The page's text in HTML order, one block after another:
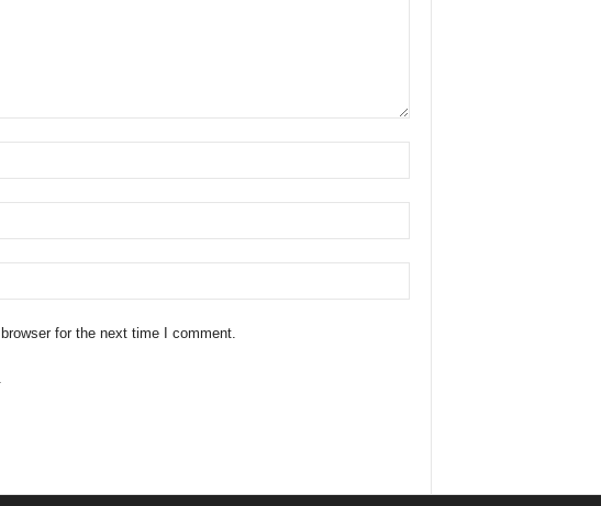
for the next time I comment.